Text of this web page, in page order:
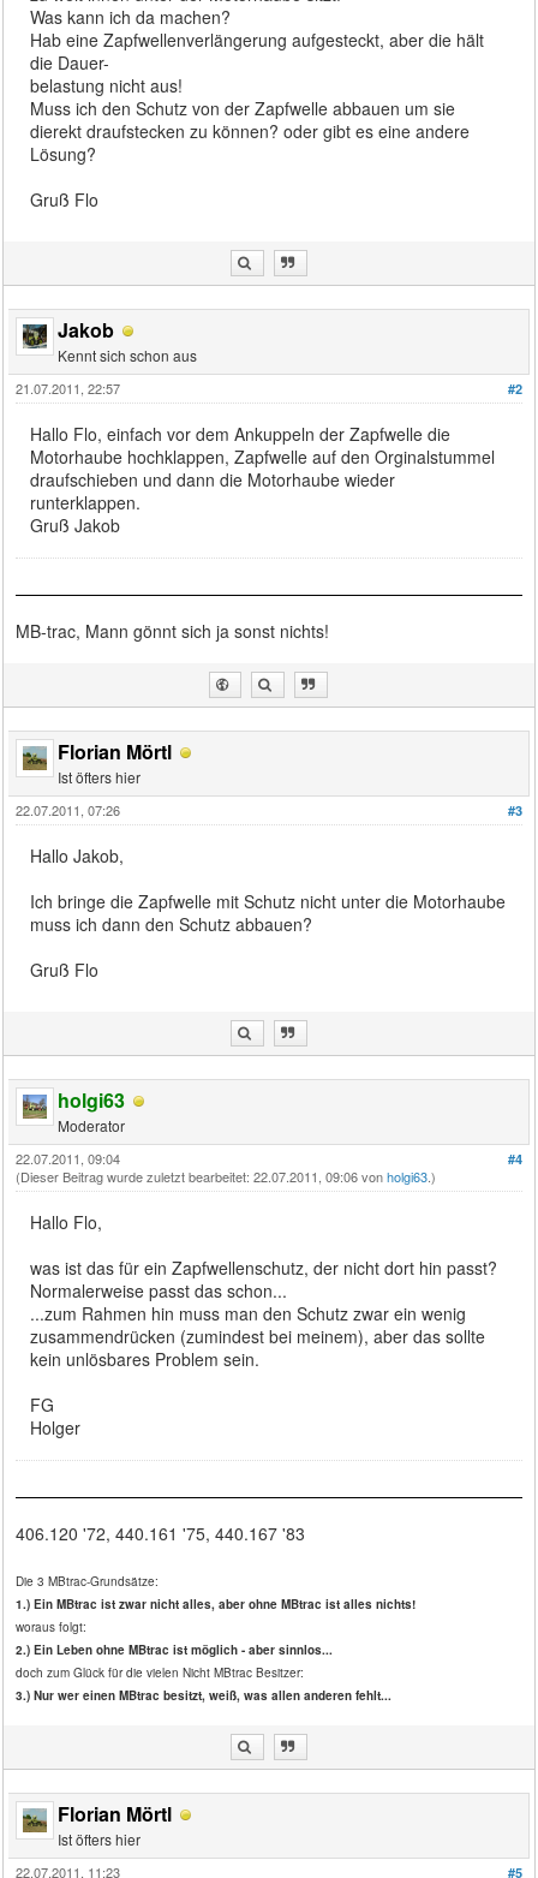
Was kann ich da machen?
Hab eine Zapfwellenverlängerung aufgesteckt, aber die hält
die Dauer-
belastung nicht aus!
Muss ich den Schutz von der Zapfwelle abbauen um sie
dierekt draufstecken zu können? oder gibt es eine andere
Lösung?
Gruß Flo
Jakob
Kennt sich schon aus
#2
21.07.2011, 22:57
Hallo Flo, einfach vor dem Ankuppeln der Zapfwelle die
Motorhaube hochklappen, Zapfwelle auf den Orginalstummel
draufschieben und dann die Motorhaube wieder
runterklappen.
Gruß Jakob
MB-trac, Mann gönnt sich ja sonst nichts!
Florian Mörtl
Ist öfters hier
#3
22.07.2011, 07:26
Hallo Jakob,
Ich bringe die Zapfwelle mit Schutz nicht unter die Motorhaube
muss ich dann den Schutz abbauen?
Gruß Flo
holgi63
Moderator
#4
22.07.2011, 09:04
(Dieser Beitrag wurde zuletzt bearbeitet: 22.07.2011, 09:06 vonholgi63.)
Hallo Flo,
was ist das für ein Zapfwellenschutz, der nicht dort hin passt?
Normalerweise passt das schon...
...zum Rahmen hin muss man den Schutz zwar ein wenig
zusammendrücken (zumindest bei meinem), aber das sollte
kein unlösbares Problem sein.
FG
Holger
406.120 '72, 440.161 '75, 440.167 '83
Die 3 MBtrac-Grundsätze:
1.) Ein MBtrac ist zwar nicht alles, aber ohne MBtrac ist alles nichts!
woraus folgt:
2.) Ein Leben ohne MBtrac ist möglich - aber sinnlos...
doch zum Glück für die vielen Nicht MBtrac Besitzer:
3.) Nur wer einen MBtrac besitzt, weiß, was allen anderen fehlt...
Florian Mörtl
Ist öfters hier
#5
22.07.2011, 11:23